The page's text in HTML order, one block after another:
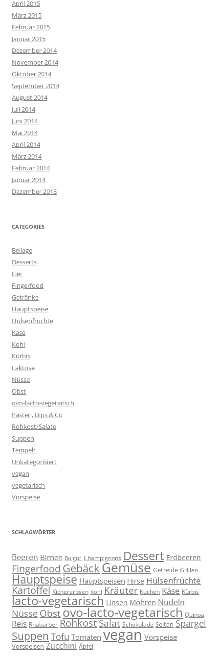
April 2015
März 2015
Februar 2015
Januar 2015
Dezember 2014
November 2014
Oktober 2014
September 2014
August 2014
Juli 2014
Juni 2014
Mai 2014
April 2014
März 2014
Februar 2014
Januar 2014
Dezember 2013
CATEGORIES
Beilage
Desserts
Eier
Fingerfood
Getränke
Hauptspeise
Hülsenfrüchte
Käse
Kohl
Kürbis
Laktose
Nüsse
Obst
ovo-lacto-vegetarisch
Pasten, Dips & Co
Rohkost/Salate
Suppen
Tempeh
Unkategorisiert
vegan
vegetarisch
Vorspeise
SCHLAGWÖRTER
Beeren Birnen Bulgur Champignons Dessert Erdbeeren
Fingerfood Gebäck Gemüse Getreide Grillen
Hauptspeise Hauptspeisen Hirse Hülsenfrüchte
Kartoffel Kichererbsen Kohl Kräuter Kuchen Käse Kürbis
lacto-vegetarisch Linsen Möhren Nudeln
Nüsse Obstovo-lacto-vegetarisch Quinoa
Reis Rhabarber Rohkost Salat Schokolade Seitan Spargel
Suppen Tofu Tomaten vegan Vorspeise
Vorspeisen Zucchini Äpfel